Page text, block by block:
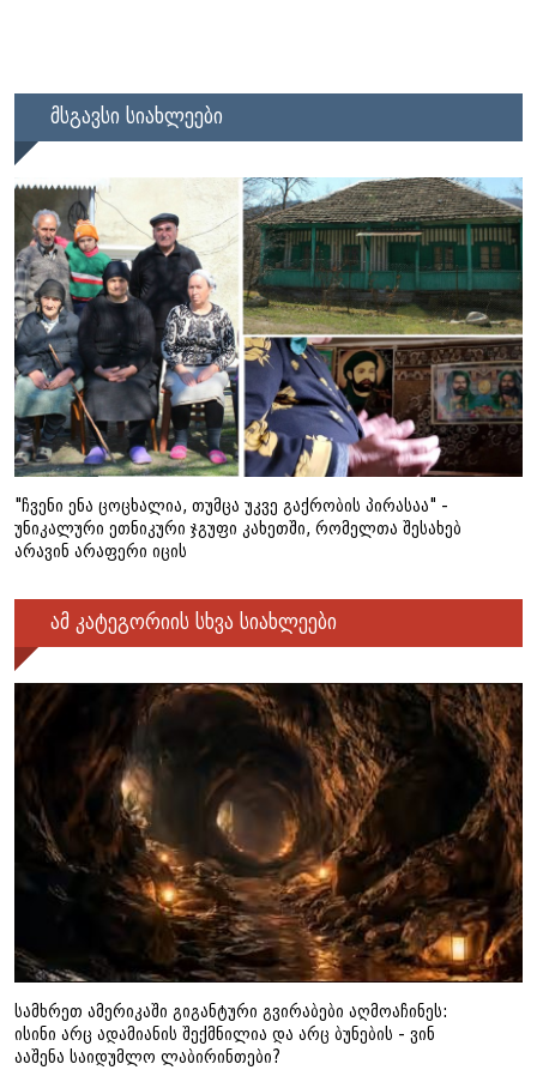
მსგავსი სიახლეები
"ჩვენი ენა ცოცხალია, თუმცა უკვე გაქრობის პირასაა" -
უნიკალური ეთნიკური ჯგუფი კახეთში, რომელთა შესახებ
არავინ არაფერი იცის
ამ კატეგორიის სხვა სიახლეები
სამხრეთ ამერიკაში გიგანტური გვირაბები აღმოაჩინეს:
ისინი არც ადამიანის შექმნილია და არც ბუნების - ვინ
ააშენა საიდუმლო ლაბირინთები?